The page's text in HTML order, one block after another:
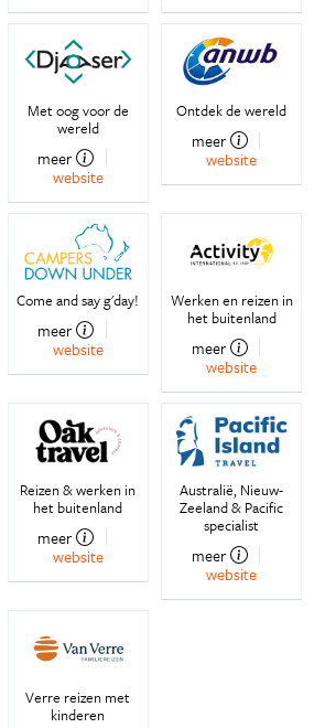
Met oog voor de
wereld
meer
website
Ontdek de wereld
meer
website
Come and say g'day!
meer
website
Werken en reizen in
het buitenland
meer
website
Reizen & werken in
het buitenland
meer
website
Australië, Nieuw-
Zeeland & Pacific
specialist
meer
website
Verre reizen met
kinderen